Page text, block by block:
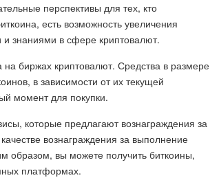
перспективы для тех, кто
есть возможность увеличения
знаниями в сфере криптовалют.
биржах криптовалют. Средства в размере
в зависимости от их текущей
момент для покупки.
которые предлагают вознаграждения за
вознаграждения за выполнение
образом, вы можете получить биткоины,
платформах.